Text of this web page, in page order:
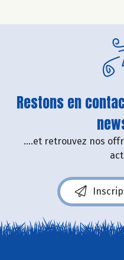
Restons en
....et retrouvez nos